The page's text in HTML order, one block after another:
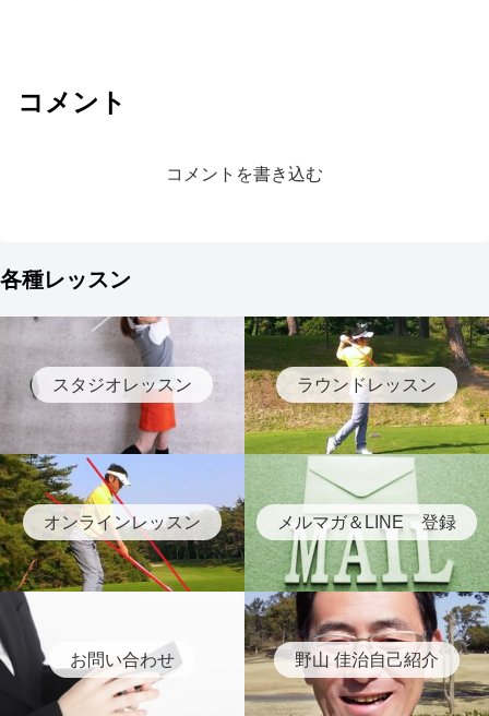
コメント
コメントを書き込む
各種レッスン
スタジオレッスン ラウンドレッスン
オンラインレッスン メルマガ＆LINE 登録
お問い合わせ 野山 佳治自己紹介